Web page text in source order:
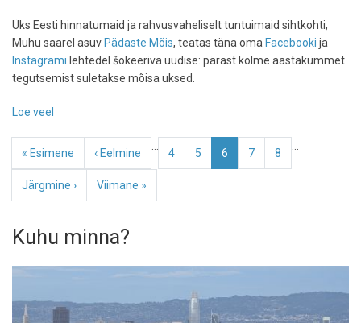
Üks Eesti hinnatumaid ja rahvusvaheliselt tuntuimaid sihtkohti,
Muhu saarel asuv Pädaste Mõis, teatas täna oma Facebooki ja
Instagrami lehtedel šokeeriva uudise: pärast kolme aastakümmet
tegutsemist suletakse mõisa uksed.
Loe veel
legendaarne
Mõis
sulgeb
30
Pagination
Esimene
leht
« Esimene
Eelmine
leht
‹ Eelmine Page
4 Page
5
Eesolev
leht
6 Page
7 Page
8
Järgmine
leht
Järgmine ›
Viimane
leht
Viimane »
Kuhu minna?